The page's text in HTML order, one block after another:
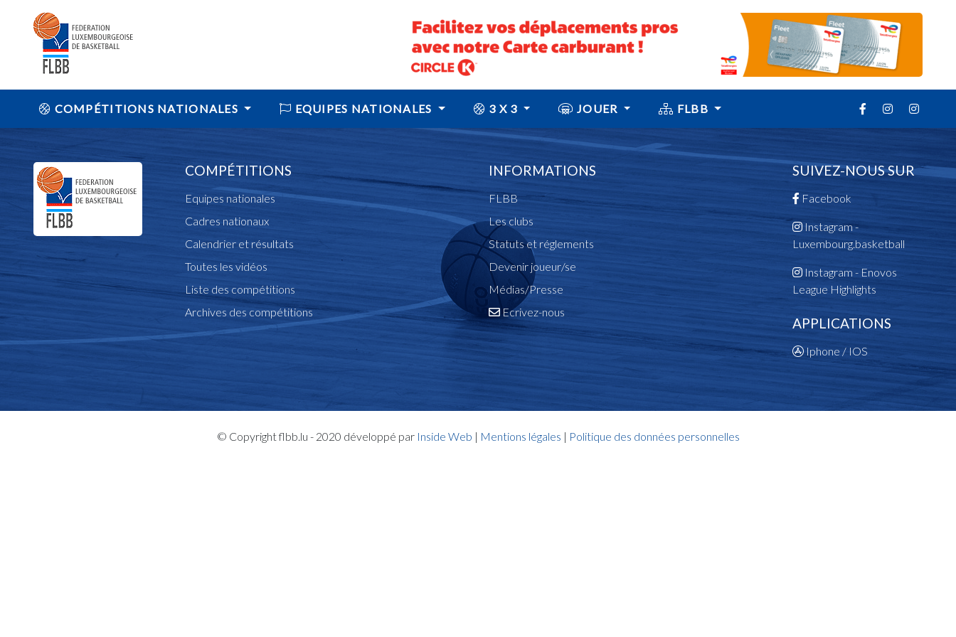
COMPÉTITIONS NATIONALES EQUIPES NATIONALES 3 X 3 JOUER FLBB
COMPÉTITIONS
Equipes nationales
Cadres nationaux
Calendrier et résultats
Toutes les vidéos
Liste des compétitions
Archives des compétitions
INFORMATIONS
FLBB
Les clubs
Statuts et réglements
Devenir joueur/se
Médias/Presse
Ecrivez-nous
SUIVEZ-NOUS SUR
Facebook
Instagram -
Luxembourg.basketball
Instagram - Enovos
League Highlights
APPLICATIONS
Iphone / IOS
© Copyright flbb.lu - 2020 développé par Inside Web | Mentions légales | Politique des données personnelles